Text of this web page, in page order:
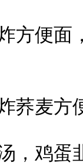
方便
荞麦方
，鸡